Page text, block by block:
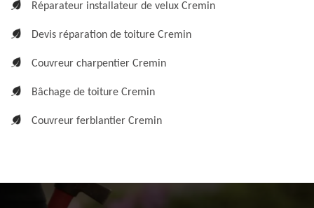
Réparateur installateur de velux Cremin
Devis réparation de toiture Cremin
Couvreur charpentier Cremin
Bâchage de toiture Cremin
Couvreur ferblantier Cremin